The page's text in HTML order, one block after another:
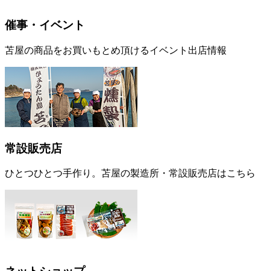
催事・イベント
苫屋の商品をお買いもとめ頂けるイベント出店情報
常設販売店
ひとつひとつ手作り。苫屋の製造所・常設販売店はこちら